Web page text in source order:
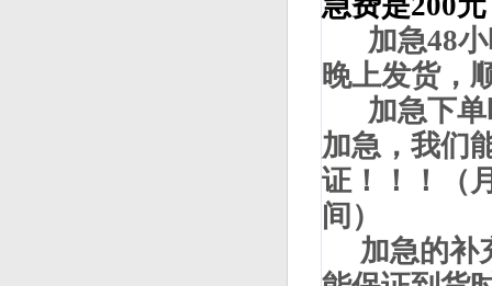
加急48小
晚上发货，
加急下单
加急，我们
证！！！（
间）
加急的补